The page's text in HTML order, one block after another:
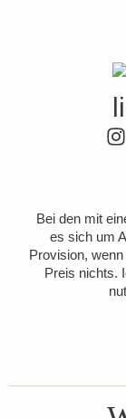
Bei den mit
es sich um
Provision,
Preis nichts.